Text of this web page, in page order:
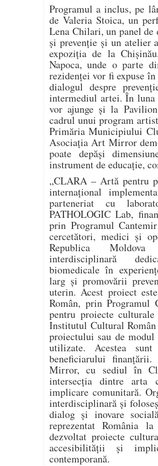
Programul a inclus, pe
de Valeria Stoica, un
Lena Chilari, un panel
și prevenție și un atelier
expoziția de la
Napoca, unde o parte
rezidenței vor fi expuse
dialogul despre
intermediul artei. În
vor ajunge și la
cadrul unui program
Primăria Municipiului
Asociația Art Mirror
poate depăși
instrument de educație,
„CLARA – Artă pentru
internațional
parteneriat cu
PATHOLOGIC Lab,
prin Programul
cercetători, medici și
Republica
interdisciplinară
biomedicale în
larg și promovării
uterin. Acest proiect
Român, prin Programul
pentru proiecte
Institutul Cultural
proiectului sau de
utilizate. Acestea
beneficiarului
Mirror, cu sediul în
intersecția dintre arta
implicare comunitară.
interdisciplinară și
dialog și inovare
reprezentat România
dezvoltat proiecte
accesibilității și
contemporană.